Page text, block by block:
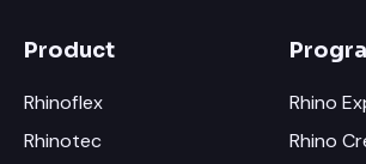
Product
Rhinoflex
Rhinotec
Rhino
Rhino